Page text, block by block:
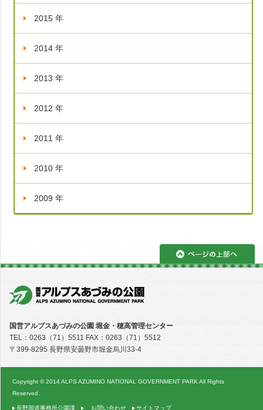
2015 年
2014 年
2013 年
2012 年
2011 年
2010 年
2009 年
国営アルプスあづみの公園 堀金・穂高管理センター
TEL：0263（71）5511 FAX：0263（71）5512
〒399-8295 長野県安曇野市堀金烏川33-4
Copyright © 2014 ALPS AZUMINO NATIONAL GOVERNMENT PARK All Rights
Reserved.
長野国道事務所公園課 お問い合わせ サイトマップ